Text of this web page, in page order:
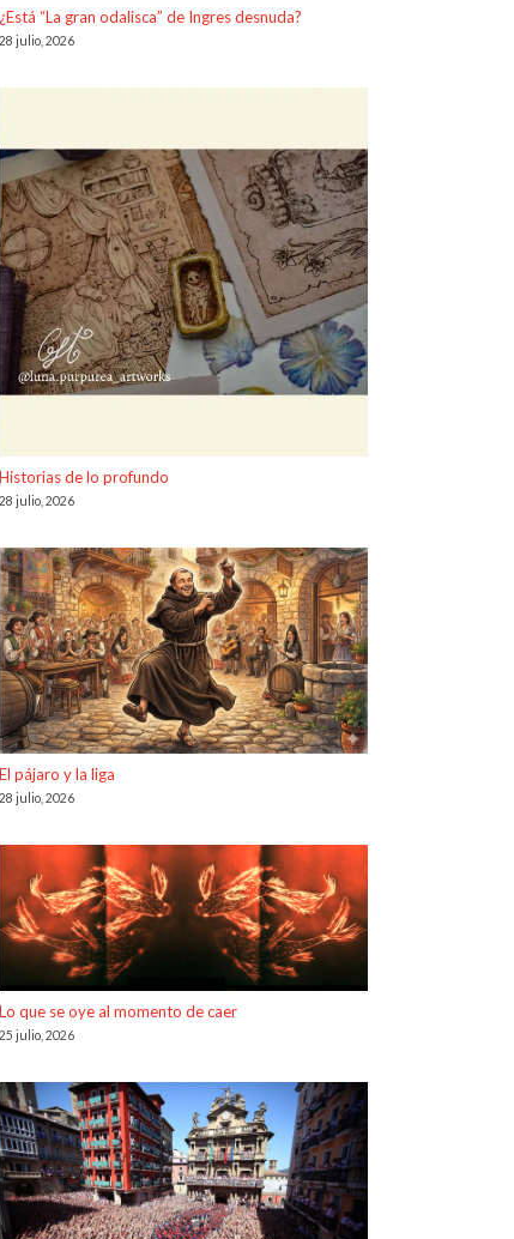
¿Está “La gran odalisca” de Ingres desnuda?
28 julio, 2026
Historias de lo profundo
28 julio, 2026
El pájaro y la liga
28 julio, 2026
Lo que se oye al momento de caer
25 julio, 2026